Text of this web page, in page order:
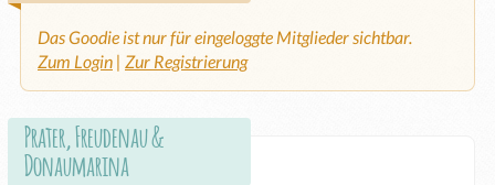
Das Goodie ist nur für eingeloggte Mitglieder sichtbar.
Zum Login | Zur Registrierung
Prater, Freudenau &
Donaumarina